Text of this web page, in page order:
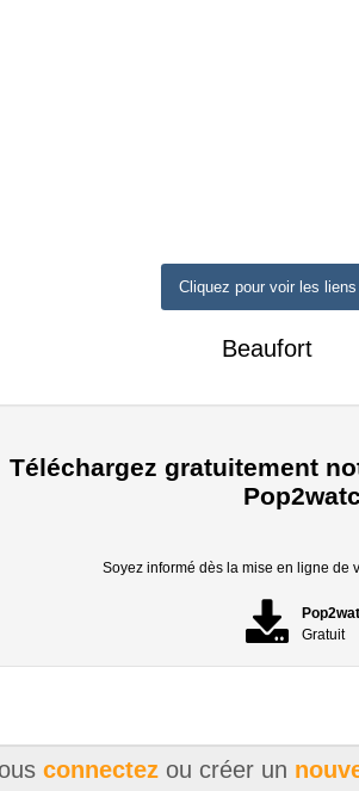
Cliquez pour voir les liens
Beaufort
Téléchargez gratuitement
Soyez informé dès la mise en ligne de
Gratuit
connectezou créer un